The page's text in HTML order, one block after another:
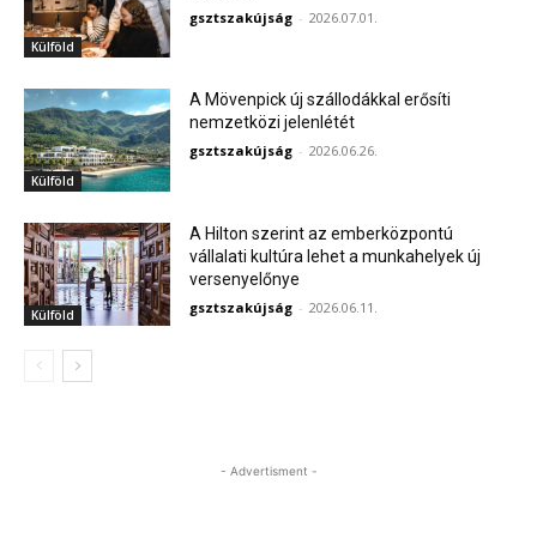
Külföld
gsztszakújság - 2026.07.01.
Külföld
A Mövenpick új szállodákkal erősíti
nemzetközi jelenlétét
gsztszakújság - 2026.06.26.
Külföld
A Hilton szerint az emberközpontú
vállalati kultúra lehet a munkahelyek új
versenyelőnye
gsztszakújság - 2026.06.11.
- Advertisment -